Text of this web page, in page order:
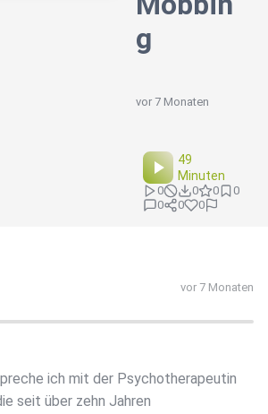
g
vor 7 Monaten
49
Minuten
0 0 0
0
0
0 0
vor 7 Monaten
ich mit der Psychotherapeutin
seit über zehn Jahren